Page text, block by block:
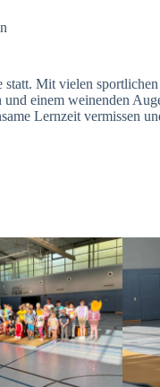
Mit vielen
einem weinenden
Lernzeit vermissen